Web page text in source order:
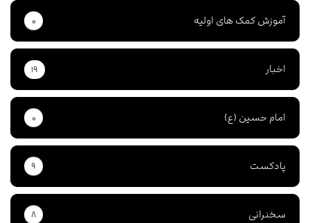
آموزش کمک های اولیه ۰
اخبار ۱۹
امام حسین (ع) ۰
پادکست ۹
سخنرانی ۸